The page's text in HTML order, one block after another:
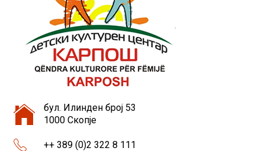
бул. Илинден број 53
1000 Скопје
++ 389 (0)2 322 8 111